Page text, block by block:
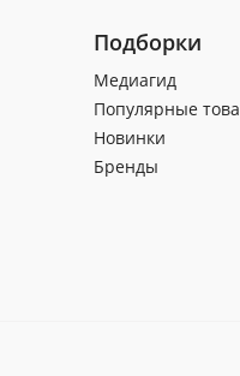
Подборки
Медиагид
Популярные
Новинки
Бренды